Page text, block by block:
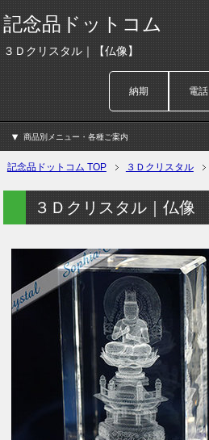
記念品ドットコム
３Ｄクリスタル｜【仏像】
納期 電話
商品別メニュー・各種ご案内
記念品ドットコム TOP ３Ｄクリスタル
３Ｄクリスタル｜仏像